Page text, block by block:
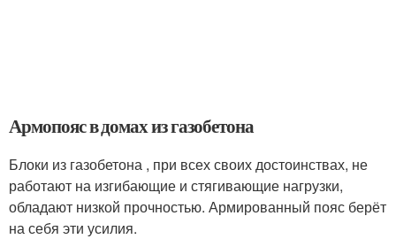
Армопояс в домах из газобетона
Блоки из газобетона , при всех своих достоинствах, не
работают на изгибающие и стягивающие нагрузки,
обладают низкой прочностью. Армированный пояс берёт
на себя эти усилия.